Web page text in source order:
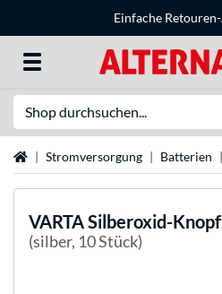
Einfache
StartseiteStromversorgung Batterien
VARTASilberoxid-
(silber, 10 Stück)